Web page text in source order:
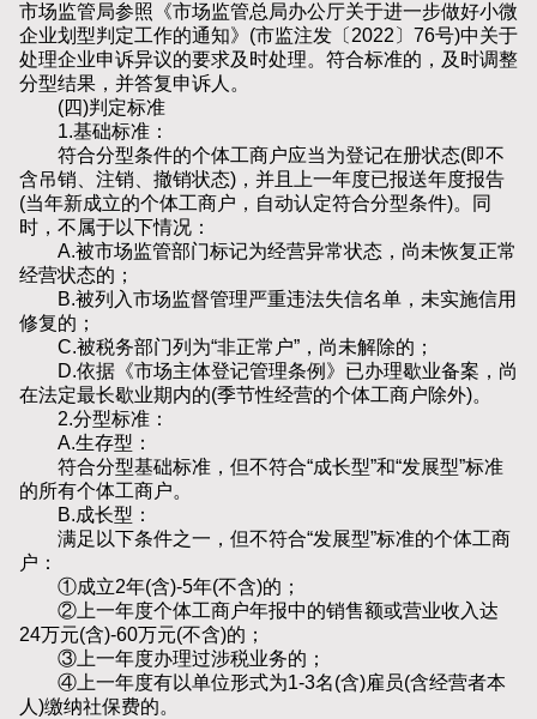
市场监管局参照《市场监管总局办公厅关于进一步做好小微
企业划型判定工作的通知》(市监注发〔2022〕76号)中关于
处理企业申诉异议的要求及时处理。符合标准的，及时调整
分型结果，并答复申诉人。
(四)判定标准
1.基础标准：
符合分型条件的个体工商户应当为登记在册状态(即不
含吊销、注销、撤销状态)，并且上一年度已报送年度报告
(当年新成立的个体工商户，自动认定符合分型条件)。同
时，不属于以下情况：
A.被市场监管部门标记为经营异常状态，尚未恢复正常
经营状态的；
B.被列入市场监督管理严重违法失信名单，未实施信用
修复的；
C.被税务部门列为“非正常户”，尚未解除的；
D.依据《市场主体登记管理条例》已办理歇业备案，尚
在法定最长歇业期内的(季节性经营的个体工商户除外)。
2.分型标准：
A.生存型：
符合分型基础标准，但不符合“成长型”和“发展型”标准
的所有个体工商户。
B.成长型：
满足以下条件之一，但不符合“发展型”标准的个体工商
户：
①成立2年(含)-5年(不含)的；
②上一年度个体工商户年报中的销售额或营业收入达
24万元(含)-60万元(不含)的；
③上一年度办理过涉税业务的；
④上一年度有以单位形式为1-3名(含)雇员(含经营者本
人)缴纳社保费的。